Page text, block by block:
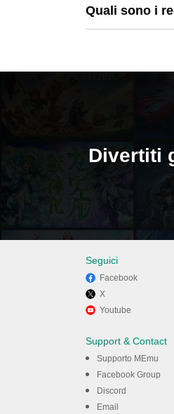
Quali sono i
Divertiti
Seguici
Facebook
X
Youtube
Support & Contact
Supporto MEmu
Facebook Group
Discord
Email